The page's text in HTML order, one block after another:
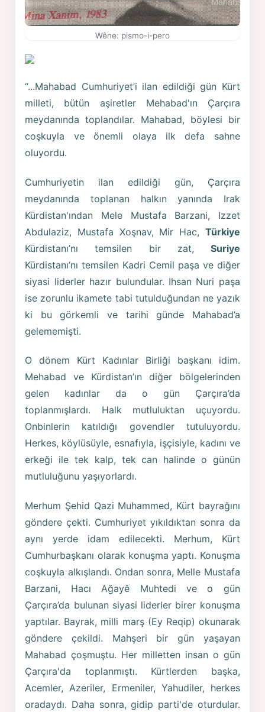
Wêne: pismo-i-pero
“...Mahabad Cumhuriyet’i ilan edildiği gün Kürt
milleti, bütün aşiretler Mehabad'ın Çarçıra
meydanında toplandılar. Mahabad, böylesi bir
coşkuyla ve önemli olaya ilk defa sahne
oluyordu.
Cumhuriyetin ilan edildiği gün, Çarçıra
meydanında toplanan halkın yanında Irak
Kürdistan'ından Mele Mustafa Barzani, Izzet
Abdulaziz, Mustafa Xoşnav, Mir Hac, Türkiye
Kürdistanı’nı temsilen bir zat, Suriye
Kürdistanı’nı temsilen Kadri Cemil paşa ve diğer
siyasi liderler hazır bulundular. Ihsan Nuri paşa
ise zorunlu ikamete tabi tutulduğundan ne yazık
ki bu görkemli ve tarihi günde Mahabad’a
gelememişti.
O dönem Kürt Kadınlar Birliği başkanı idim.
Mehabad ve Kürdistan’ın diğer bölgelerinden
gelen kadınlar da o gün Çarçıra’da
toplanmışlardı. Halk mutluluktan uçuyordu.
Onbinlerin katıldığı govendler tutuluyordu.
Herkes, köylüsüyle, esnafıyla, işçisiyle, kadını ve
erkeği ile tek kalp, tek can halinde o günün
mutluluğunu yaşıyorlardı.
Merhum Şehid Qazi Muhammed, Kürt bayrağını
göndere çekti. Cumhuriyet yıkıldıktan sonra da
aynı yerde idam edilecekti. Merhum, Kürt
Cumhurbaşkanı olarak konuşma yaptı. Konuşma
coşkuyla alkışlandı. Ondan sonra, Melle Mustafa
Barzani, Hacı Ağayê Muhtedi ve o gün
Çarçıra’da bulunan siyasi liderler birer konuşma
yaptılar. Bayrak, milli marş (Ey Reqip) okunarak
göndere çekildi. Mahşeri bir gün yaşayan
Mahabad çoşmuştu. Her milletten insan o gün
Çarçıra'da toplanmıştı. Kürtlerden başka,
Acemler, Azeriler, Ermeniler, Yahudiler, herkes
oradaydı. Daha sonra, gidip parti'de oturdular.